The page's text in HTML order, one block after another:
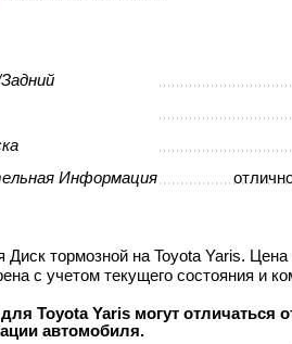
Информация
Диск тормозной на Toyota Yaris.
с учетом текущего состояния и
Toyota Yaris могут отличаться
автомобиля.